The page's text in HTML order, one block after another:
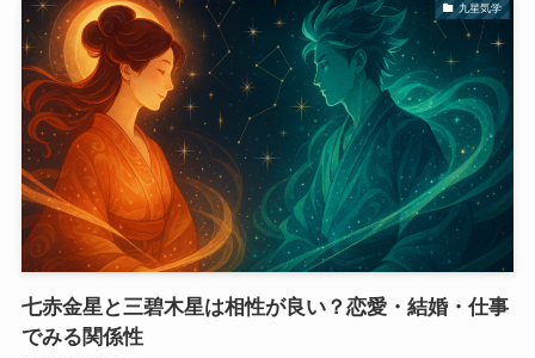
九星気学
七赤金星と三碧木星は相性が良い？恋愛・結婚・仕事
でみる関係性